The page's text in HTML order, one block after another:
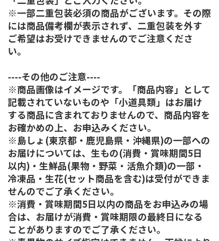
※一部二重包装必須の商品がございます。その際
には商品備考欄が表示されず、二重包装を外す
ご希望はお受けできませんのでご注意くださ
い。
----その他のご注意----
※商品画像はイメージです。「商品内容」として
記載されていないものや「小道具類」はお届け
する商品に含まれておりませんので、商品内容を
お確かめの上、お申込みください。
※島しょ(東京都・鹿児島県・沖縄県)の一部への
お届けについては、生もの(消費・賞味期間5日
以内)・生鮮品(果物・野菜・活魚介類)の一部・
冷凍品・生花(セット商品を含む)は受付ができま
せんのでご了承ください。
※消費・賞味期間5日以内の商品をお申込みの場
合は、お届けが消費・賞味期限の最終日になる
ことがありますのでご了承ください。